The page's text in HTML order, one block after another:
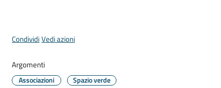
l
l
CondividiVedi azioni
Argomenti
Associazioni Spazio verde